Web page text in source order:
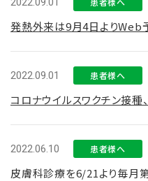
発熱外来は9月4日よりWeb
2022.09.01 患者様へ
コロナウイルスワクチン接種
2022.06.10 患者様へ
皮膚科診療を6/21より毎月